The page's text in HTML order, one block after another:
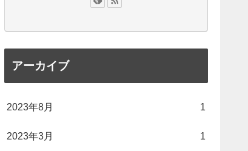
アーカイブ
2023年8月 1
2023年3月 1